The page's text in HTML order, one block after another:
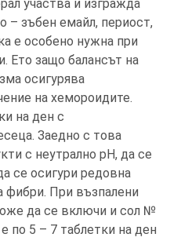
участва и изгражда
– зъбен емайл, периост,
е особено нужна при
Ето защо балансът на
осигурява
на хемороидите.
на ден с
Заедно с това
с неутрално pH, да се
се осигури редовна
фибри. При възпалени
да се включи и сол №
по 5 – 7 таблетки на ден